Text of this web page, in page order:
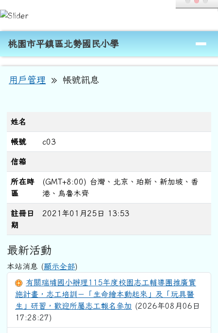
跳至主內容區
桃園市平鎮區北勢國民小學
導覽列
桃園市平鎮區北勢國民小學
主內容區域
用戶管理 » 帳號訊息
姓名
帳號 c03
信箱
所在時
區
(GMT+8:00) 台灣、北京、珀斯、新加坡、香
港、烏魯木齊
註冊日
期
2021年01月25日 13:53
最新活動
本站消息 (顯示全部)
有關瑞埔國小辦理115年度校園志工輔導團推廣實
施計畫，志工培訓－「生命繪本動起來」及「玩具醫
生」研習，歡迎所屬志工報名參加 (2026年08月06日
17:28:27)
頁尾區域